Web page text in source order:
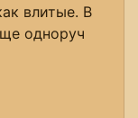
влитые. В
одноруч